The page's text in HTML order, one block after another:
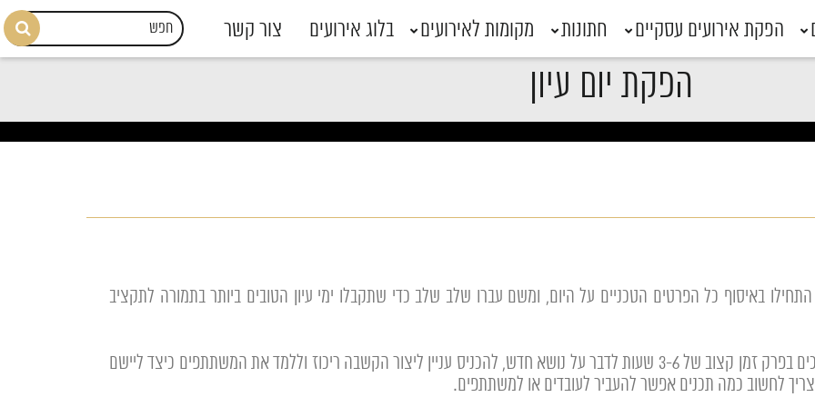
הפקת אירועים עסקיים חתונות מקומות לאירועים בלוג אירועים צור קשר
הפקת יום עיון
באיסוף כל הפרטים הטכניים על היום, ומשם עברו שלב שלב כדי שתקבלו ימי עיון הטובים ביותר בתמורה לתקציב
ימי עיון צריכים להעביר ערך, יש להם מטרה. הם צריכים בפרק זמן קצוב של 3-6 שעות לדבר על נושא חדש, להכניס עניין ליצור הקשבה ריכוז וללמד את המשתתפים כיצד ליישם
לחשוב כמה תכנים אפשר להעביר לעובדים או למשתתפים.